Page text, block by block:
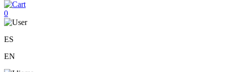
0
ES
EN